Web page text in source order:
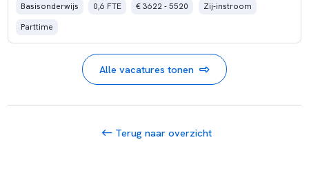
Basisonderwijs 0,6 FTE € 3622 - 5520
Zij-instroom
Parttime
Alle vacatures tonen
Terug naar overzicht